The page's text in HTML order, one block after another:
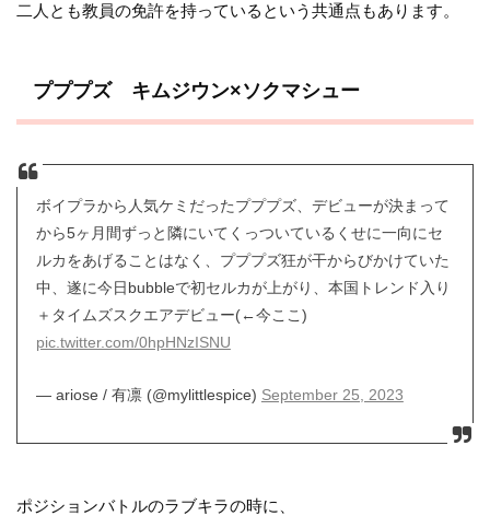
二人とも教員の免許を持っているという共通点もあります。
プププズ キムジウン×ソクマシュー
ボイプラから人気ケミだったプププズ、デビューが決まって
から5ヶ月間ずっと隣にいてくっついているくせに一向にセ
ルカをあげることはなく、プププズ狂が干からびかけていた
中、遂に今日bubbleで初セルカが上がり、本国トレンド入り
＋タイムズスクエアデビュー(←今ここ)
pic.twitter.com/0hpHNzISNU
— ariose / 有凛 (@mylittlespice) September 25, 2023
ポジションバトルのラブキラの時に、